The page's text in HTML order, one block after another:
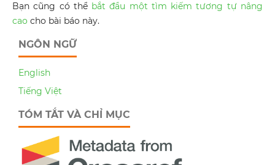
Bạn cũng có thể bắt đầu một tìm kiếm tương tự nâng
cao cho bài báo này.
NGÔN NGỮ
English
Tiếng Việt
TÓM TẮT VÀ CHỈ MỤC